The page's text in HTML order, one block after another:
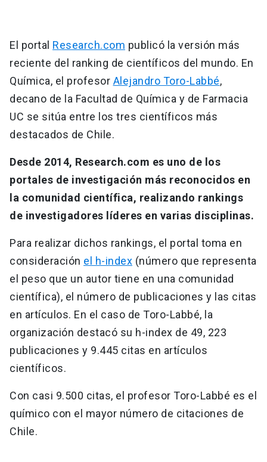
El portal Research.com publicó la versión más
reciente del ranking de científicos del mundo. En
Química, el profesor Alejandro Toro-Labbé,
decano de la Facultad de Química y de Farmacia
UC se sitúa entre los tres científicos más
destacados de Chile.
Desde 2014, Research.com es uno de los
portales de investigación más reconocidos en
la comunidad científica, realizando rankings
de investigadores líderes en varias disciplinas.
Para realizar dichos rankings, el portal toma en
consideración el h-index (número que representa
el peso que un autor tiene en una comunidad
científica), el número de publicaciones y las citas
en artículos. En el caso de Toro-Labbé, la
organización destacó su h-index de 49, 223
publicaciones y 9.445 citas en artículos
científicos.
Con casi 9.500 citas, el profesor Toro-Labbé es el
químico con el mayor número de citaciones de
Chile.